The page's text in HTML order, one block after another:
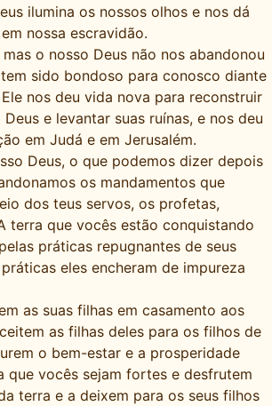
ilumina os nossos olhos e nos dá
nossa escravidão.
o nosso Deus não nos abandonou
sido bondoso para conosco diante
nos deu vida nova para reconstruir
e levantar suas ruínas, e nos deu
em Judá e em Jerusalém.
Deus, o que podemos dizer depois
os mandamentos que
dos teus servos, os profetas,
terra que vocês estão conquistando
práticas repugnantes de seus
eles encheram de impureza
as suas filhas em casamento aos
as filhas deles para os filhos de
o bem-estar e a prosperidade
que vocês sejam fortes e desfrutem
terra e a deixem para os seus filhos